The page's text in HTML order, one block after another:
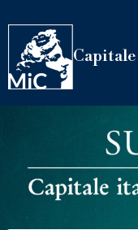
al
contenuto